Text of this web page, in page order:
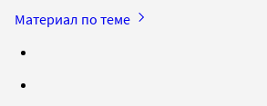
Материал по теме